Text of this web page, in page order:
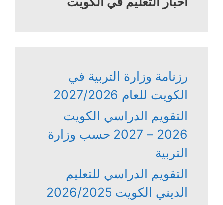
رزنامة وزارة التربية في
الكويت للعام 2027/2026
التقويم الدراسي الكويت
2026 – 2027 حسب وزارة
التربية
التقويم الدراسي للتعليم
الديني الكويت 2026/2025